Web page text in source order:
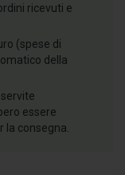
ricevuti e
(spese di
della
essere
la consegna.